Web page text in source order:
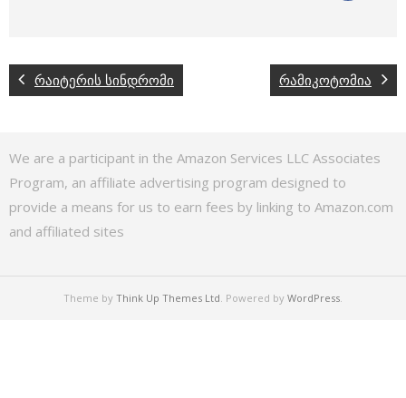
რაიტერის სინდრომი რამიკოტომია
We are a participant in the Amazon Services LLC Associates
Program, an affiliate advertising program designed to
provide a means for us to earn fees by linking to Amazon.com
and affiliated sites
Theme by Think Up Themes Ltd. Powered by WordPress.